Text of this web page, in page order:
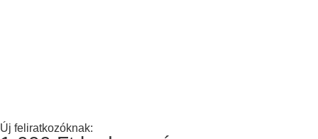
Új feliratkozóknak: